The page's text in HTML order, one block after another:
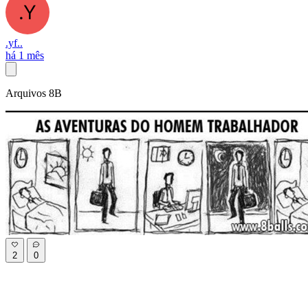
.yf..
há 1 mês
Arquivos 8B
2 0